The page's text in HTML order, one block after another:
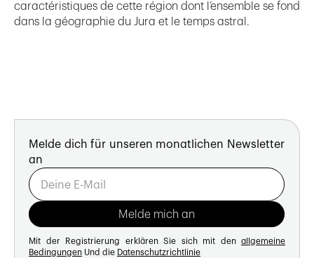
caractéristiques de cette région dont l’ensemble se fond
dans la géographie du Jura et le temps astral.
Melde dich für unseren monatlichen Newsletter
an
Mit der Registrierung erklären Sie sich mit den allgemeine
Bedingungen Und die Datenschutzrichtlinie